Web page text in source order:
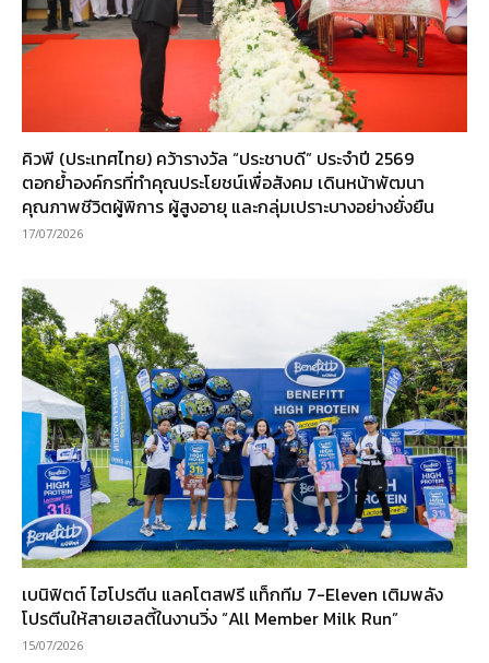
คิวพี (ประเทศไทย) คว้ารางวัล “ประชาบดี” ประจำปี 2569
ตอกย้ำองค์กรที่ทำคุณประโยชน์เพื่อสังคม เดินหน้าพัฒนา
คุณภาพชีวิตผู้พิการ ผู้สูงอายุ และกลุ่มเปราะบางอย่างยั่งยืน
17/07/2026
เบนิฟิตต์ ไฮโปรตีน แลคโตสฟรี แท็กทีม 7-Eleven เติมพลัง
โปรตีนให้สายเฮลตี้ในงานวิ่ง “All Member Milk Run”
15/07/2026